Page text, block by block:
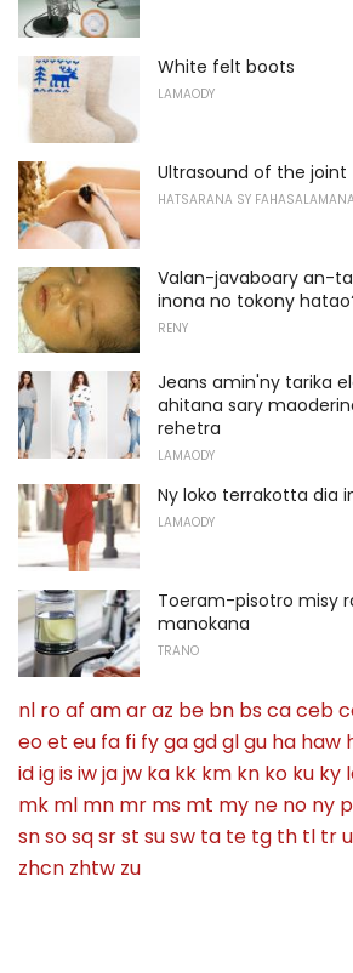
White felt boots
LAMAODY
Ultrasound of the joint
HATSARANA SY FAHASALAMANA
Valan-javaboary an-
inona no tokony
RENY
Jeans amin'ny tarika
ahitana sary
rehetra
LAMAODY
Ny loko terrakotta dia
LAMAODY
Toeram-pisotro misy
manokana
TRANO
nl roaf amaraz be bn bscaceb
eoet eu fa fi fygagdglgu ha haw
idigisiwjajw ka kk km kn ko ku ky
mk ml mn mr ms mt my ne no ny
snsosqsrst susw ta te tg th tl tr
zhcn zhtw zu